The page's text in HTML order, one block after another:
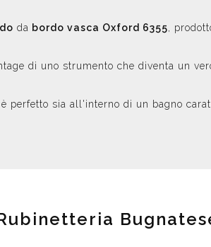
da bordo vasca Oxford 6355,
di uno strumento che diventa un
perfetto sia all'interno di un bagno